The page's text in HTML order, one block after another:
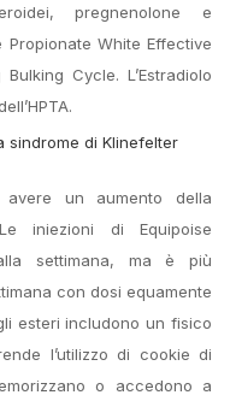
pregnenolone e
Propionate White Effective
Cycle. L’Estradiolo
sindrome di Klinefelter
un aumento della
iniezioni di Equipoise
settimana, ma è più
con dosi equamente
esteri includono un fisico
l’utilizzo di cookie di
o accedono a